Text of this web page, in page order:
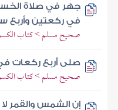
جهر في صلاة
في ركعتين وأربع
صحيح مسلم > كتاب
صلى أربع ركعات
صحيح مسلم > كتاب
إن الشمس والقمر